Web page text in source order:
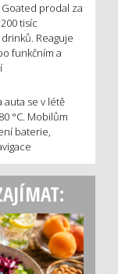
prodal za
tisíc
Reaguje
funkčním a
auta se v létě
°C. Mobilům
baterie,